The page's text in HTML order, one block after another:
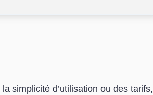
simplicité d’utilisation ou des tarifs,